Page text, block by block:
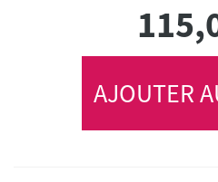
AJOUTER